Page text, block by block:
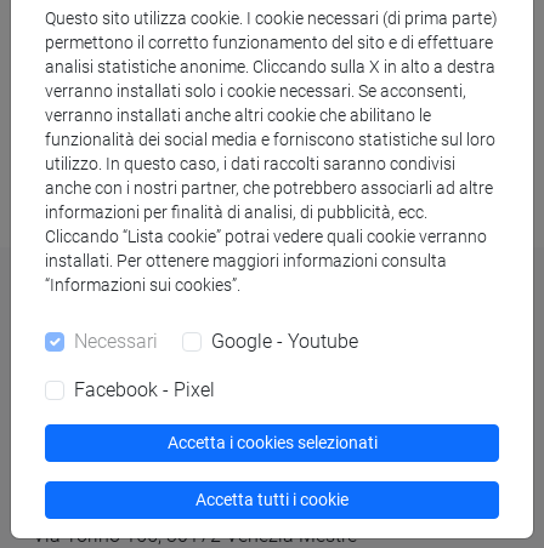
Finanziamenti privati
Last update: 24/07/2026
Nanosistemi
Campus Scientifico
Via Torino 155, 30172 Venezia Mestre
Questo sito utilizza cookie. I cookie necessari (di prima parte)
permettono il corretto funzionamento del sito e di effettuare
analisi statistiche anonime. Cliccando sulla X in alto a destra
verranno installati solo i cookie necessari. Se acconsenti,
verranno installati anche altri cookie che abilitano le
funzionalità dei social media e forniscono statistiche sul loro
utilizzo. In questo caso, i dati raccolti saranno condivisi
anche con i nostri partner, che potrebbero associarli ad altre
informazioni per finalità di analisi, di pubblicità, ecc.
Cliccando “Lista cookie” potrai vedere quali cookie verranno
installati. Per ottenere maggiori informazioni consulta
“Informazioni sui cookies”.
Necessari Google - Youtube
Facebook - Pixel
Accetta i cookies selezionati
Accetta tutti i cookie